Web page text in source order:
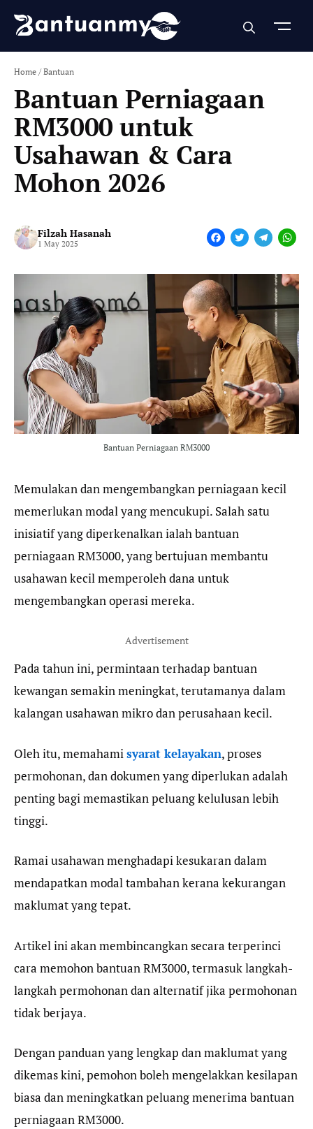
content
Home /Bantuan
Bantuan Perniagaan
RM3000 untuk
Usahawan & Cara
Mohon 2026
Filzah Hasanah
1 May 2025
F
c
e
b
o
o
k
T
i
t
e
r
T
l
g
r
a
m
W
a
s
A
p
p
Bantuan Perniagaan RM3000
Memulakan dan mengembangkan perniagaan kecil
memerlukan modal yang mencukupi. Salah satu
inisiatif yang diperkenalkan ialah bantuan
perniagaan RM3000, yang bertujuan membantu
usahawan kecil memperoleh dana untuk
mengembangkan operasi mereka.
Advertisement
Pada tahun ini, permintaan terhadap bantuan
kewangan semakin meningkat, terutamanya dalam
kalangan usahawan mikro dan perusahaan kecil.
Oleh itu, memahamisyarat kelayakan, proses
permohonan, dan dokumen yang diperlukan adalah
penting bagi memastikan peluang kelulusan lebih
tinggi.
Ramai usahawan menghadapi kesukaran dalam
mendapatkan modal tambahan kerana kekurangan
maklumat yang tepat.
Artikel ini akan membincangkan secara terperinci
cara memohon bantuan RM3000, termasuk langkah-
langkah permohonan dan alternatif jika permohonan
tidak berjaya.
Dengan panduan yang lengkap dan maklumat yang
dikemas kini, pemohon boleh mengelakkan kesilapan
biasa dan meningkatkan peluang menerima bantuan
perniagaan RM3000.